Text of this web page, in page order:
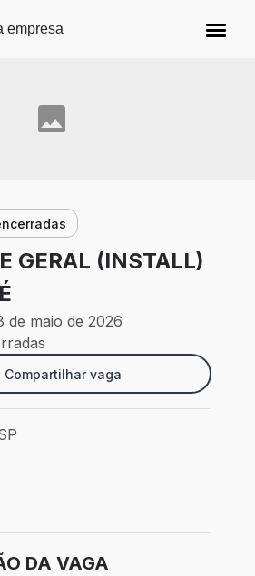
principal
empresa
GERAL (INSTALL)
de maio de 2026
Compartilhar vaga
São Paulo - SP
Presencial
DA VAGA